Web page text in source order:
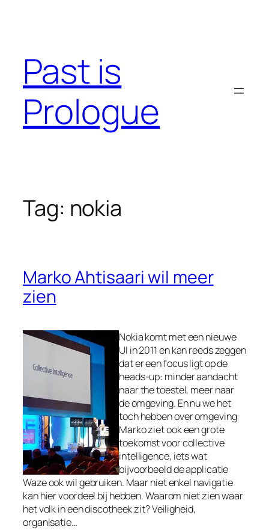
Past is
Prologue
Tag: nokia
Marko Ahtisaari wil meer
zien
Nokia komt met een nieuwe
UI in 2011 en kan reeds zeggen
dat er een focus ligt op de
heads-up: minder aandacht
naar the toestel, meer naar
de omgeving. En nu we het
toch hebben over omgeving:
Marko ziet ook een grote
toekomst voor collective
intelligence, iets wat
bijvoorbeeld de applicatie
Waze ook wil gebruiken. Maar niet enkel navigatie
kan hier voordeel bij hebben. Waarom niet zien waar
het volk in een discotheek zit? Veiligheid,
organisatie…